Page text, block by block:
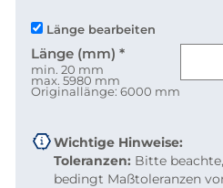
Länge bearbeiten
Länge (mm)*
min. 20 mm
max. 5980 mm
Originallänge: 6000 mm
Wichtige Hinweise:
Toleranzen: Bitte
bedingt Maßtoleranzen